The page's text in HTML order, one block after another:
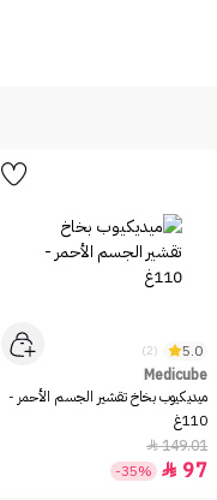
5.0
(2)
Medicube
ميديكيوب بخاخ تقشير الجسم الأحمر -
110غ
149.01

97

-35%